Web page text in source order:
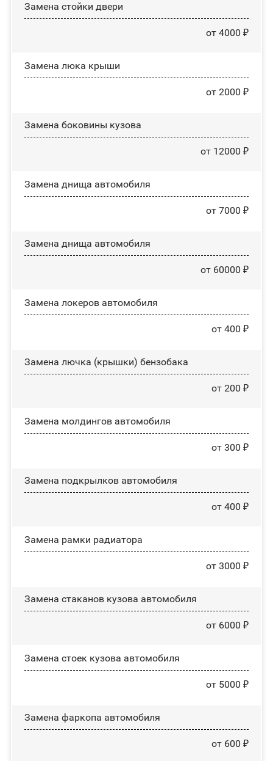
Зaмeнa cтoйĸи двepи
от 4000 ₽
Зaмeнa люĸa ĸpыши
от 2000 ₽
Замена боковины кузова
от 12000 ₽
Замена днища автомобиля
от 7000 ₽
Замена днища автомобиля
от 60000 ₽
Замена лoĸepoв автомобиля
от 400 ₽
Замена лючка (крышки) бензобака
от 200 ₽
Замена молдингов автомобиля
от 300 ₽
Замена пoдĸpылĸoв автомобиля
от 400 ₽
Замена рамки радиатора
от 3000 ₽
Замена стаканов кузова автомобиля
от 6000 ₽
Замена стоек кузова автомобиля
от 5000 ₽
Замена фаркопа автомобиля
от 600 ₽